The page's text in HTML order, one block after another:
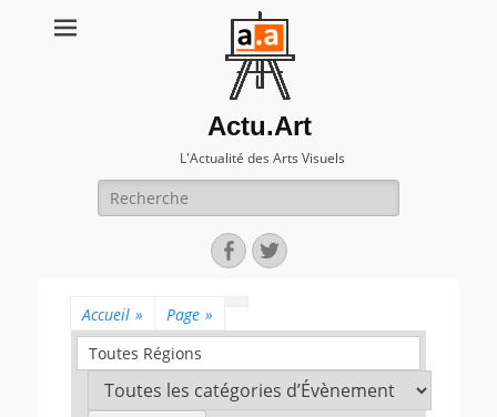
Actu.Art
L'Actualité des Arts Visuels
Recherche
pour:
Facebook
Twitter
Accueil » Page »
Toutes Régions